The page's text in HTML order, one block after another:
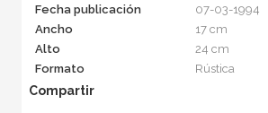
Fecha publicación
07-03-1994
Ancho
17 cm
Alto
24 cm
Formato
Rústica